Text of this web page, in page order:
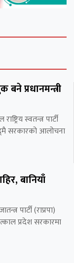
प्रधानमन्त्री
स्वतन्त्र पार्टी
सरकारको आलोचना
बानियाँ
पार्टी (राप्रपा)
प्रदेश सरकारमा